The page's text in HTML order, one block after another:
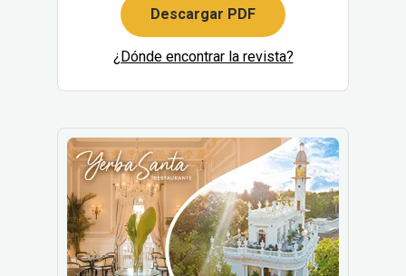
Descargar PDF
¿Dónde encontrar la revista?